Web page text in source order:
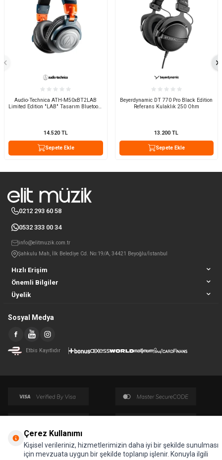
Audio-Technica ATH-M50xBT2LAB
Limited Edition "LAB" Tasarım Bluetooth
14.520TL
Sepete Ekle
Beyerdynamic DT 770 Pro Black Edition
Referans Kulaklık 250 Ohm
13.200TL
Sepete Ekle
Hızlı Erişim
Önemli Bilgiler
Üyelik
0212 293 60 58
0532 333 00 34
info@elitmuzik.com.tr
Şahkulu Mah, İlk Belediye Cd. No:19/A, 34421 Beyoğlu/İstanbul
Sosyal Medya
Etbis Kayıtlıdır
© Tüm hakları saklıdır.
Çerez Kullanımı
Kişisel verileriniz, hizmetlerimizin daha iyi bir şekilde sunulması
için mevzuata uygun bir şekilde toplanıp işlenir. Konuyla ilgili